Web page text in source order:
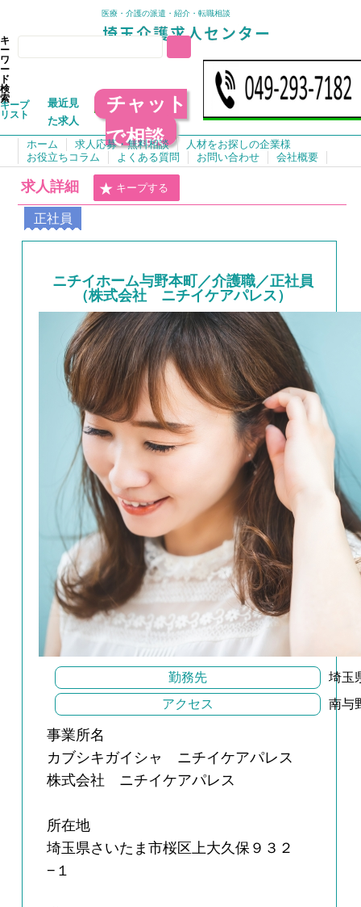
医療・介護の派遣・紹介・転職相談
キ
ー
ワ
ー
ド
検
索
キープ
リスト
最近見
た求人
チャット
で相談
ホーム 求人応募・無料相談
人材をお探しの企業様
お役立ちコラム
よくある質問 お問い合わせ 会社概要
求人詳細 キープする
正社員
ニチイホーム与野本町／介護職／正社員
（株式会社 ニチイケアパレス）
勤務先
埼玉
アクセス
南与
事業所名
カブシキガイシャ ニチイケアパレス
株式会社 ニチイケアパレス
所在地
埼玉県さいたま市桜区上大久保９３２
−１